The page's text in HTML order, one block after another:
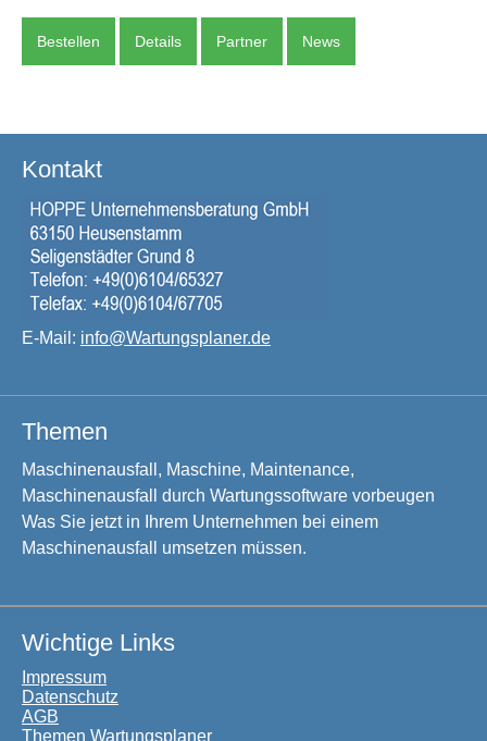
Bestellen Details Partner News
Kontakt
E-Mail: info@Wartungsplaner.de
Themen
Maschinenausfall, Maschine, Maintenance,
Maschinenausfall durch Wartungssoftware vorbeugen
Was Sie jetzt in Ihrem Unternehmen bei einem
Maschinenausfall umsetzen müssen.
Wichtige Links
Impressum
Datenschutz
AGB
Themen Wartungsplaner